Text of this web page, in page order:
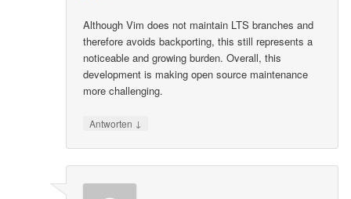
Although Vim does not maintain LTS branches and
therefore avoids backporting, this still represents a
noticeable and growing burden. Overall, this
development is making open source maintenance
more challenging.
Antworten ↓